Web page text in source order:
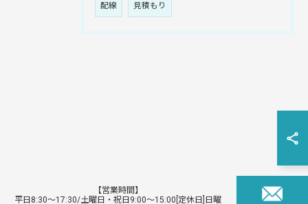
配線 見積もり
【営業時間】
平日8:30〜17:30/土曜日・祝日9:00〜15:00[定休日]日曜